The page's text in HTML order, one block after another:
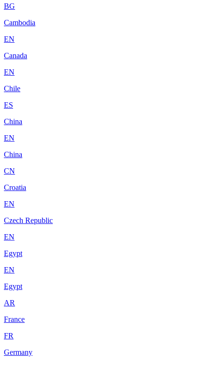
BG
Cambodia
EN
Canada
EN
Chile
ES
China
EN
China
CN
Croatia
EN
Czech Republic
EN
Egypt
EN
Egypt
AR
France
FR
Germany